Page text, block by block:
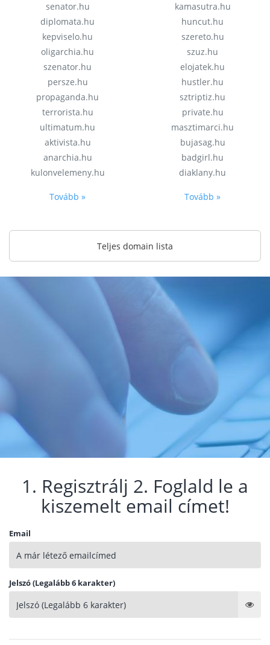
senator.hu
diplomata.hu
kepviselo.hu
oligarchia.hu
szenator.hu
persze.hu
propaganda.hu
terrorista.hu
ultimatum.hu
aktivista.hu
anarchia.hu
kulonvelemeny.hu
Tovább »
kamasutra.hu
huncut.hu
szereto.hu
szuz.hu
elojatek.hu
hustler.hu
sztriptiz.hu
private.hu
masztimarci.hu
bujasag.hu
badgirl.hu
diaklany.hu
Tovább »
Teljes domain lista
1. Regisztrálj 2. Foglald le a
kiszemelt email címet!
Email
Jelszó (Legalább 6 karakter)